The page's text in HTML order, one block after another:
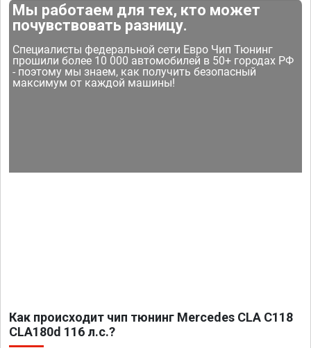
Мы работаем для тех, кто может
почувствовать разницу.
Специалисты федеральной сети Евро Чип Тюнинг
прошили более 10 000 автомобилей в 50+ городах РФ
- поэтому мы знаем, как получить безопасный
максимум от каждой машины!
Как происходит чип тюнинг Mercedes CLA C118
CLA180d 116 л.с.?